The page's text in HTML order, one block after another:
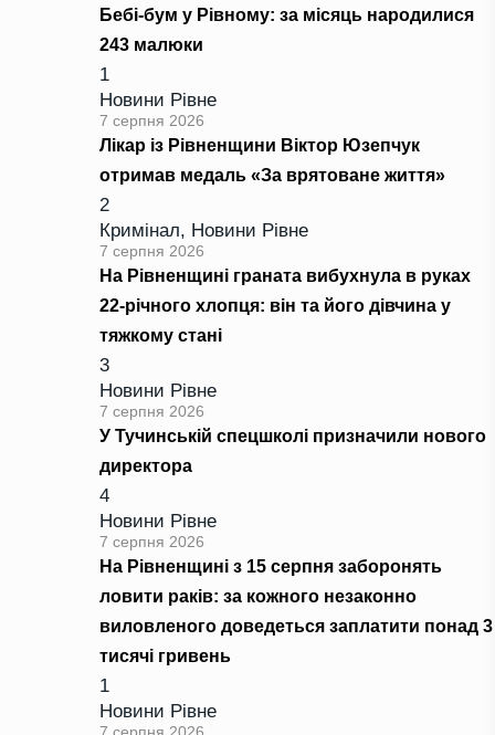
Бебі-бум у Рівному: за місяць народилися
243 малюки
1
Новини Рівне
7 серпня 2026
Лікар із Рівненщини Віктор Юзепчук
отримав медаль «За врятоване життя»
2
Кримінал, Новини Рівне
7 серпня 2026
На Рівненщині граната вибухнула в руках
22-річного хлопця: він та його дівчина у
тяжкому стані
3
Новини Рівне
7 серпня 2026
У Тучинській спецшколі призначили нового
директора
4
Новини Рівне
7 серпня 2026
На Рівненщині з 15 серпня заборонять
ловити раків: за кожного незаконно
виловленого доведеться заплатити понад 3
тисячі гривень
1
Новини Рівне